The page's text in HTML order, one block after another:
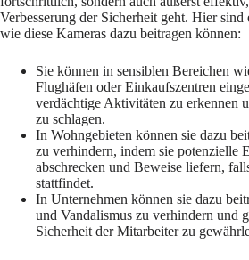
Verbesserung der Sicherheit geht. Hier sind
wie diese Kameras dazu beitragen können:
Sie können in sensiblen Bereichen
Flughäfen oder Einkaufszentren
verdächtige Aktivitäten zu erkennen
zu schlagen.
In Wohngebieten können sie dazu
zu verhindern, indem sie potenzielle
abschrecken und Beweise liefern,
stattfindet.
In Unternehmen können sie dazu
und Vandalismus zu verhindern und
Sicherheit der Mitarbeiter zu